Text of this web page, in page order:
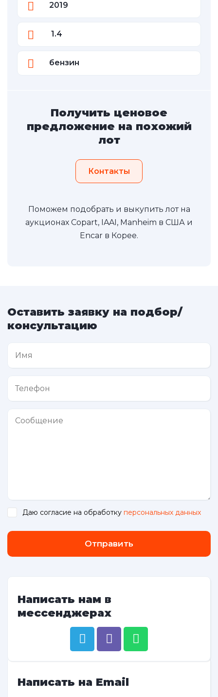
2019
1.4
бензин
Получить ценовое
предложение на похожий
лот
Контакты
Поможем подобрать и выкупить лот на
аукционах Copart, IAAI, Manheim в США и
Encar в Корее.
Оставить заявку на подбор/
консультацию
Даю согласие на обработку персональных данных
Отправить
Написать нам в
мессенджерах
Написать на Email